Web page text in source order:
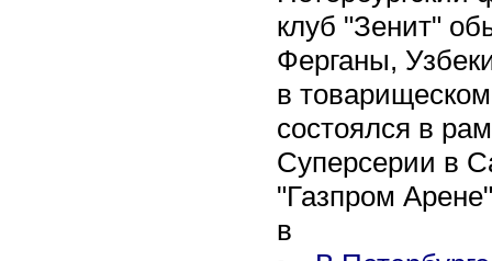
клуб "Зенит"
Ферганы,
в
состоялся в
Суперсерии в
"Газпром
в